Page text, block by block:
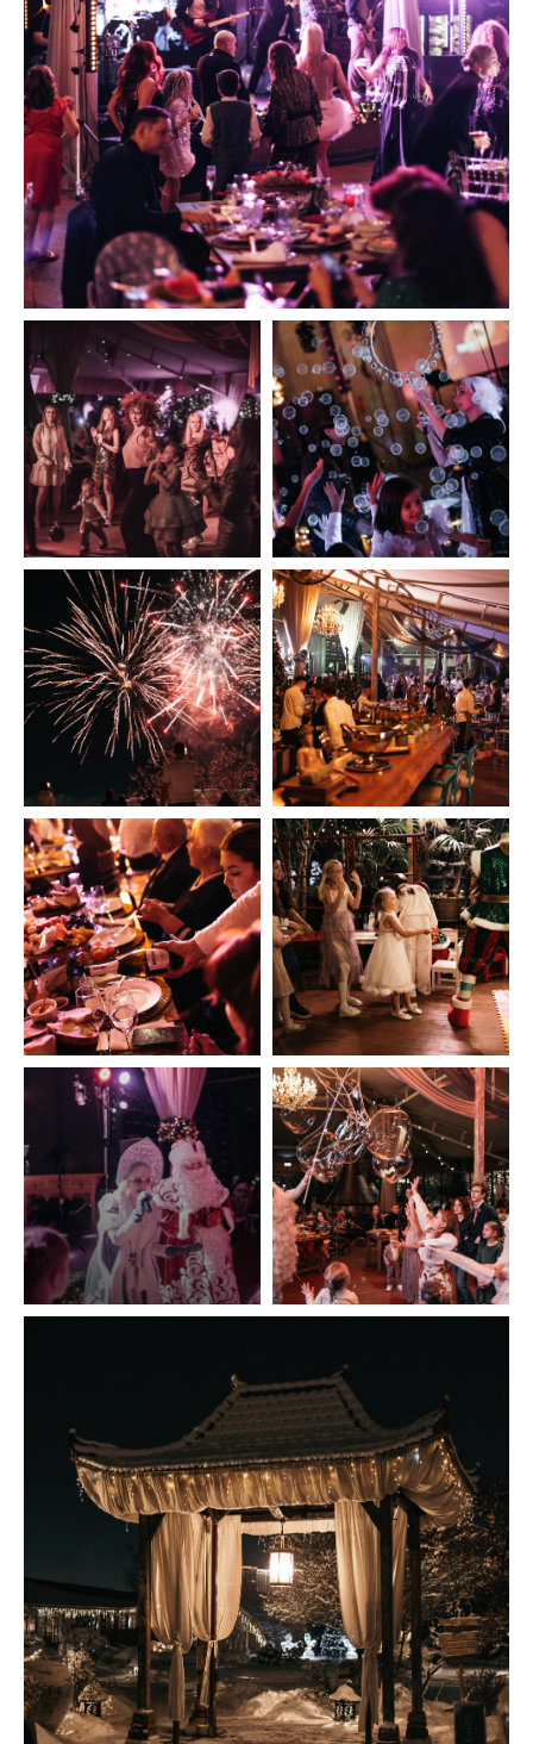
Новогоднее
меню
Смотреть меню
Заказ блюд и напитков в рамках
депозита